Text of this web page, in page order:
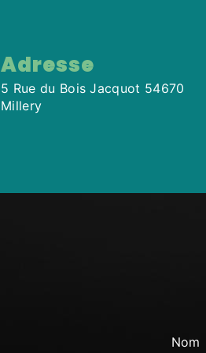
Adresse
5 Rue du Bois Jacquot 54670
Millery